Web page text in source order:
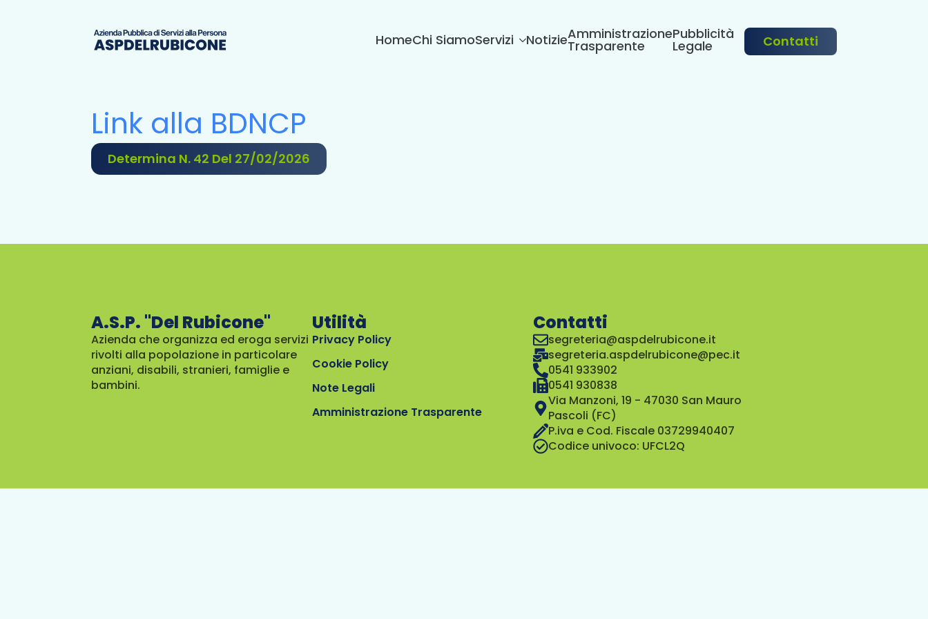
HomeChi SiamoServizi NotizieAmministrazione
Trasparente
Pubblicità
Legale Contatti
Link alla BDNCP
Determina N. 42 Del 27/02/2026
A.S.P. "Del Rubicone"
Azienda che organizza ed eroga servizi
rivolti alla popolazione in particolare
anziani, disabili, stranieri, famiglie e
bambini.
Utilità
Privacy Policy
Cookie Policy
Note Legali
Amministrazione Trasparente
Contatti
segreteria@aspdelrubicone.it
segreteria.aspdelrubicone@pec.it
0541 933902
0541 930838
Via Manzoni, 19 - 47030 San Mauro
Pascoli (FC)
P.iva e Cod. Fiscale 03729940407
Codice univoco: UFCL2Q